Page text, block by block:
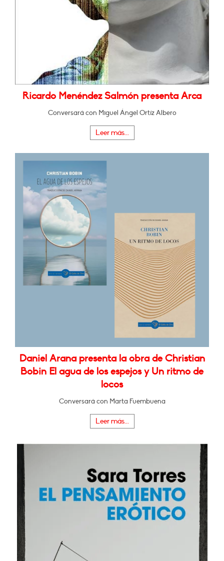
Ricardo Menéndez Salmón presenta Arca
Conversará con Miguel Ángel Ortíz Albero
Leer más...
Daniel Arana presenta la obra de Christian
Bobin El agua de los espejos y Un ritmo de
locos
Conversará con Marta Fuembuena
Leer más...